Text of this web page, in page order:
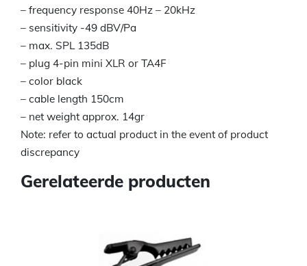
– frequency response 40Hz – 20kHz
– sensitivity -49 dBV/Pa
– max. SPL 135dB
– plug 4-pin mini XLR or TA4F
– color black
– cable length 150cm
– net weight approx. 14gr
Note: refer to actual product in the event of product
discrepancy
Gerelateerde producten